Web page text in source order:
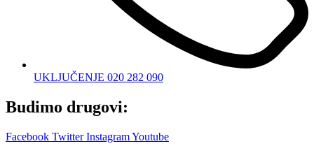
UKLJUČENJE 020 282 090
Budimo drugovi:
Facebook Twitter InstagramYoutube